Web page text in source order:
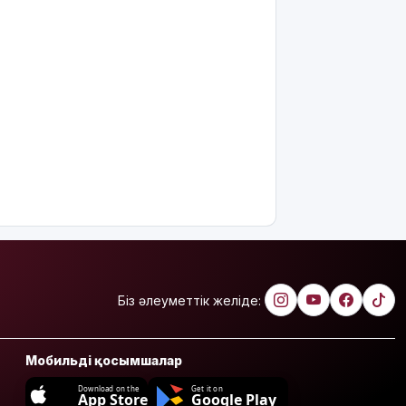
Біз әлеуметтік желіде:
Мобильді қосымшалар
Download on the
App Store
Get it on
Google Play